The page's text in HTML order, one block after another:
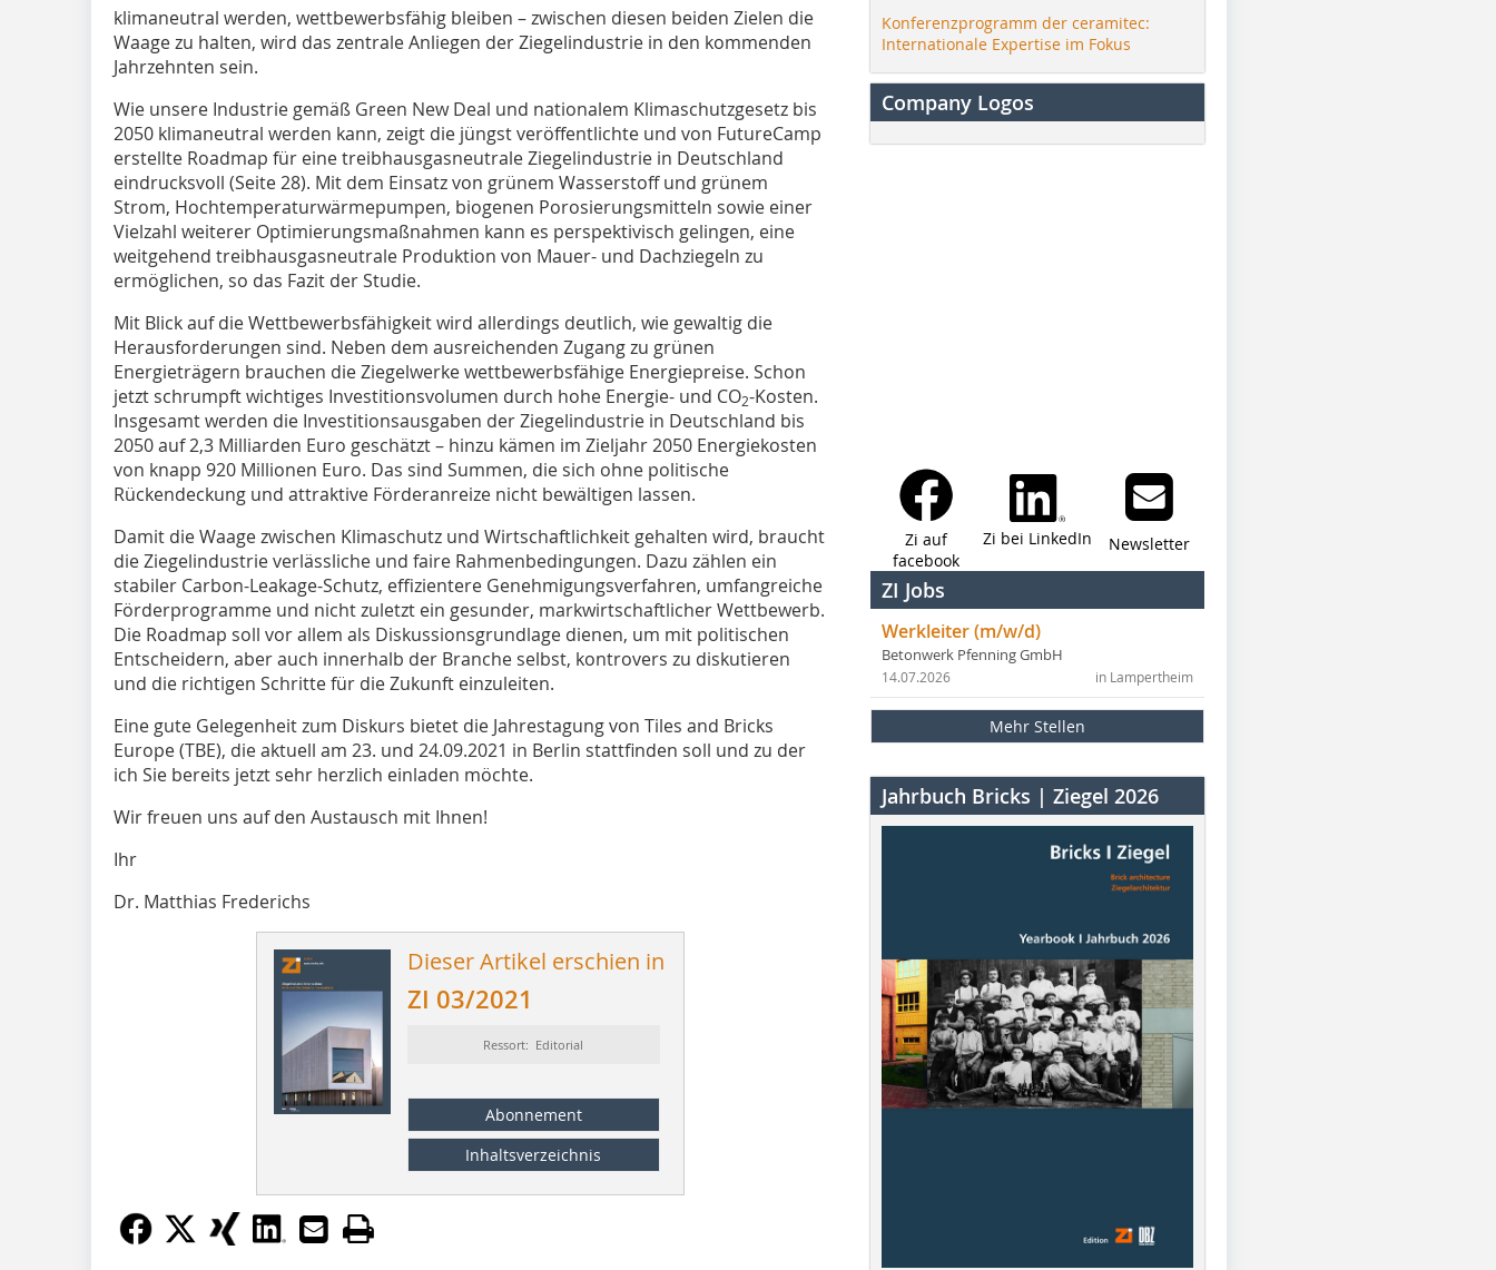
klimaneutral werden, wettbewerbsfähig bleiben – zwischen diesen beiden Zielen die
Waage zu halten, wird das zentrale Anliegen der Ziegelindustrie in den kommenden
Jahrzehnten sein.
Wie unsere Industrie gemäß Green New Deal und nationalem Klimaschutzgesetz bis
2050 klimaneutral werden kann, zeigt die jüngst veröffentlichte und von FutureCamp
erstellte Roadmap für eine treibhausgasneutrale Ziegelindustrie in Deutschland
eindrucksvoll (Seite 28). Mit dem Einsatz von grünem Wasserstoff und grünem
Strom, Hochtemperaturwärmepumpen, biogenen Porosierungsmitteln sowie einer
Vielzahl weiterer Optimierungsmaßnahmen kann es perspektivisch gelingen, eine
weitgehend treibhausgasneutrale Produktion von Mauer- und Dachziegeln zu
ermöglichen, so das Fazit der Studie.
Mit Blick auf die Wettbewerbsfähigkeit wird allerdings deutlich, wie gewaltig die
Herausforderungen sind. Neben dem ausreichenden Zugang zu grünen
Energieträgern brauchen die Ziegelwerke wettbewerbsfähige Energiepreise. Schon
jetzt schrumpft wichtiges Investitionsvolumen durch hohe Energie- und CO2-Kosten.
Insgesamt werden die Investitionsausgaben der Ziegelindustrie in Deutschland bis
2050 auf 2,3 Milliarden Euro geschätzt – hinzu kämen im Zieljahr 2050 Energiekosten
von knapp 920 Millionen Euro. Das sind Summen, die sich ohne politische
Rückendeckung und attraktive Förderanreize nicht bewältigen lassen.
Damit die Waage zwischen Klimaschutz und Wirtschaftlichkeit gehalten wird, braucht
die Ziegelindustrie verlässliche und faire Rahmenbedingungen. Dazu zählen ein
stabiler Carbon-Leakage-Schutz, effizientere Genehmigungsverfahren, umfangreiche
Förderprogramme und nicht zuletzt ein gesunder, markwirtschaftlicher Wettbewerb.
Die Roadmap soll vor allem als Diskussionsgrundlage dienen, um mit politischen
Entscheidern, aber auch innerhalb der Branche selbst, kontrovers zu diskutieren
und die richtigen Schritte für die Zukunft einzuleiten.
Eine gute Gelegenheit zum Diskurs bietet die Jahrestagung von Tiles and Bricks
Europe (TBE), die aktuell am 23. und 24.09.2021 in Berlin stattfinden soll und zu der
ich Sie bereits jetzt sehr herzlich einladen möchte.
Wir freuen uns auf den Austausch mit Ihnen!
Ihr
Dr. Matthias Frederichs
Dieser Artikel erschien in
ZI 03/2021
Ressort: Editorial
Abonnement
Inhaltsverzeichnis
Konferenzprogramm der ceramitec:
Internationale Expertise im Fokus
Company Logos
Zi auf
facebook
Zi bei LinkedIn Newsletter
ZI Jobs
Werkleiter (m/w/d)
Betonwerk Pfenning GmbH
in Lampertheim
14.07.2026
Mehr Stellen
Jahrbuch Bricks | Ziegel 2026